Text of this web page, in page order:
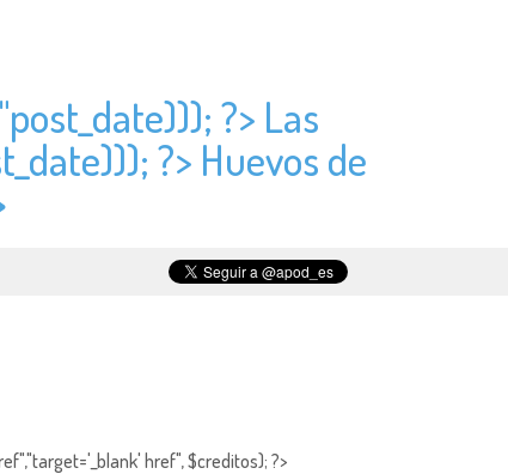
post_date))); ?> Las
?> Huevos de
href", $creditos); ?>